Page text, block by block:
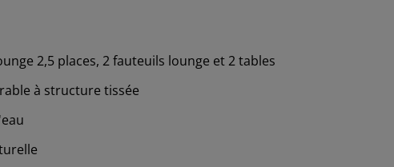
2,5 places, 2 fauteuils lounge et 2 tables
à structure tissée